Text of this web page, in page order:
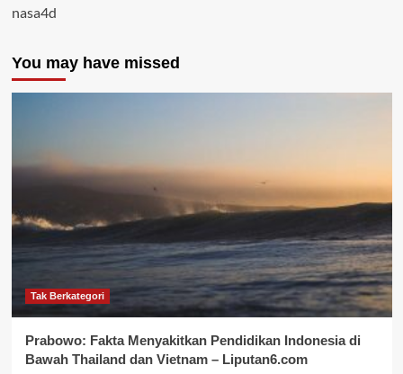
nasa4d
You may have missed
Tak Berkategori
Prabowo: Fakta Menyakitkan Pendidikan Indonesia di
Bawah Thailand dan Vietnam – Liputan6.com